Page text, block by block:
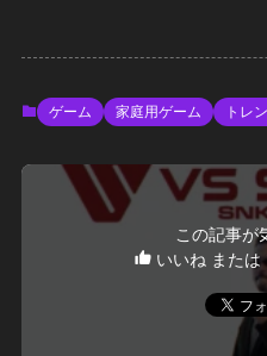
ゲーム 家庭用ゲーム トレ
この記事が
いいね または